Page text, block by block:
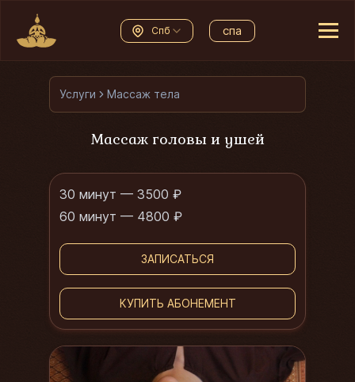
Спб спа
Услуги Массаж тела
Массаж головы и ушей
30 минут — 3500 ₽
60 минут — 4800 ₽
ЗАПИСАТЬСЯ
КУПИТЬ АБОНЕМЕНТ